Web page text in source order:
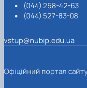
(044) 258-42-63
(044) 527-83-08
vstup@nubip.edu.ua
Офіційний портал